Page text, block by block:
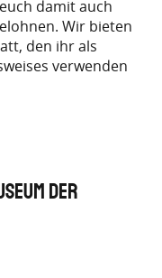
damit auch
Wir bieten
den ihr als
verwenden
der